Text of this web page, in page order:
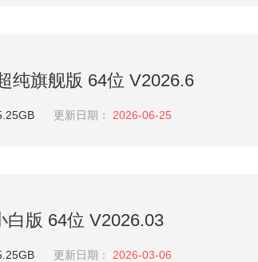
纯旗舰版 64位 V2026.6
更新日期： 2026-06-25
白版 64位 V2026.03
更新日期： 2026-03-06